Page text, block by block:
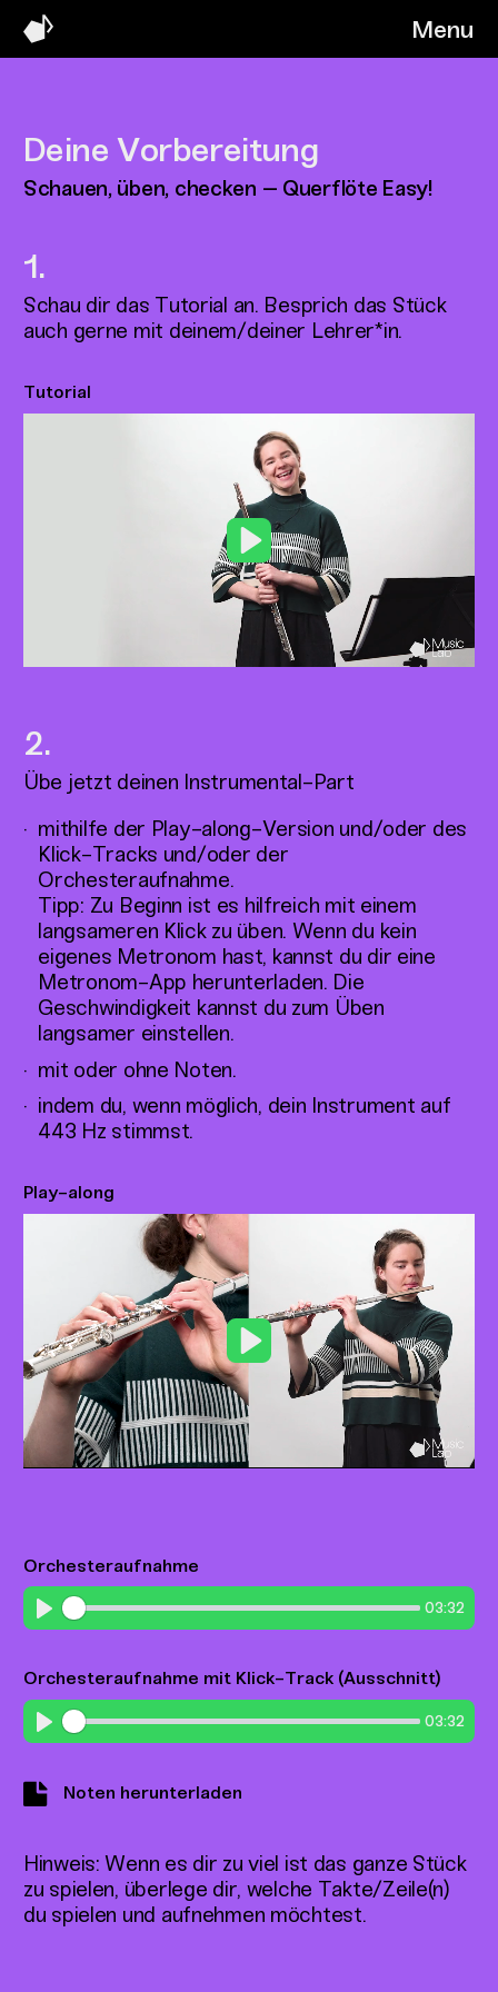
Menu
Deine Vorbereitung
Schauen, üben, checken – Querflöte Easy!
Schau dir das Tutorial an. Besprich das Stück
auch gerne mit deinem/deiner Lehrer*in.
Tutorial
Play
Übe jetzt deinen Instrumental-Part
mithilfe der Play-along-Version und/oder des
Klick-Tracks und/oder der
Orchesteraufnahme.
Tipp: Zu Beginn ist es hilfreich mit einem
langsameren Klick zu üben. Wenn du kein
eigenes Metronom hast, kannst du dir eine
Metronom-App herunterladen. Die
Geschwindigkeit kannst du zum Üben
langsamer einstellen.
mit oder ohne Noten.
indem du, wenn möglich, dein Instrument auf
443 Hz stimmst.
Play-along
Play
Orchesteraufnahme
Play
03:32
Orchesteraufnahme mit Klick-Track (Ausschnitt)
Play
03:32
Noten herunterladen
Hinweis: Wenn es dir zu viel ist das ganze Stück
zu spielen, überlege dir, welche Takte/Zeile(n)
du spielen und aufnehmen möchtest.